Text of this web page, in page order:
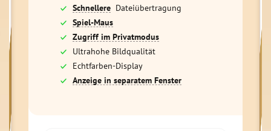
Schnellere Dateiübertragung
Spiel-Maus
Zugriff im Privatmodus
Ultrahohe Bildqualität
Echtfarben-Display
Anzeige in separatem Fenster